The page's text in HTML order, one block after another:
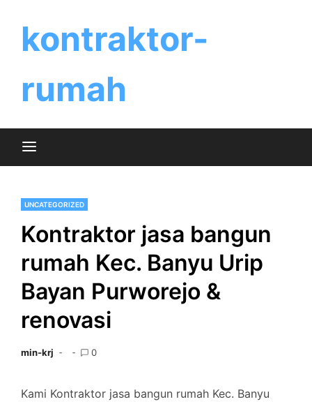
contentkontraktor-
rumah
UNCATEGORIZED
Kontraktor jasa bangun
rumah Kec. Banyu Urip
Bayan Purworejo &
renovasi
min-krj 0
Kami Kontraktor jasa bangun rumah Kec. Banyu